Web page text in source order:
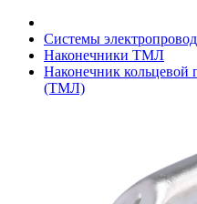
Системы
Наконечники ТМЛ
Наконечник
(ТМЛ)